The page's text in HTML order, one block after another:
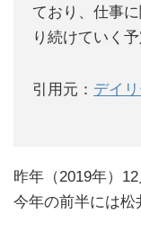
ており、仕事
り続けていく予
引用元： デイ
昨年（2019年）
今年の前半には松